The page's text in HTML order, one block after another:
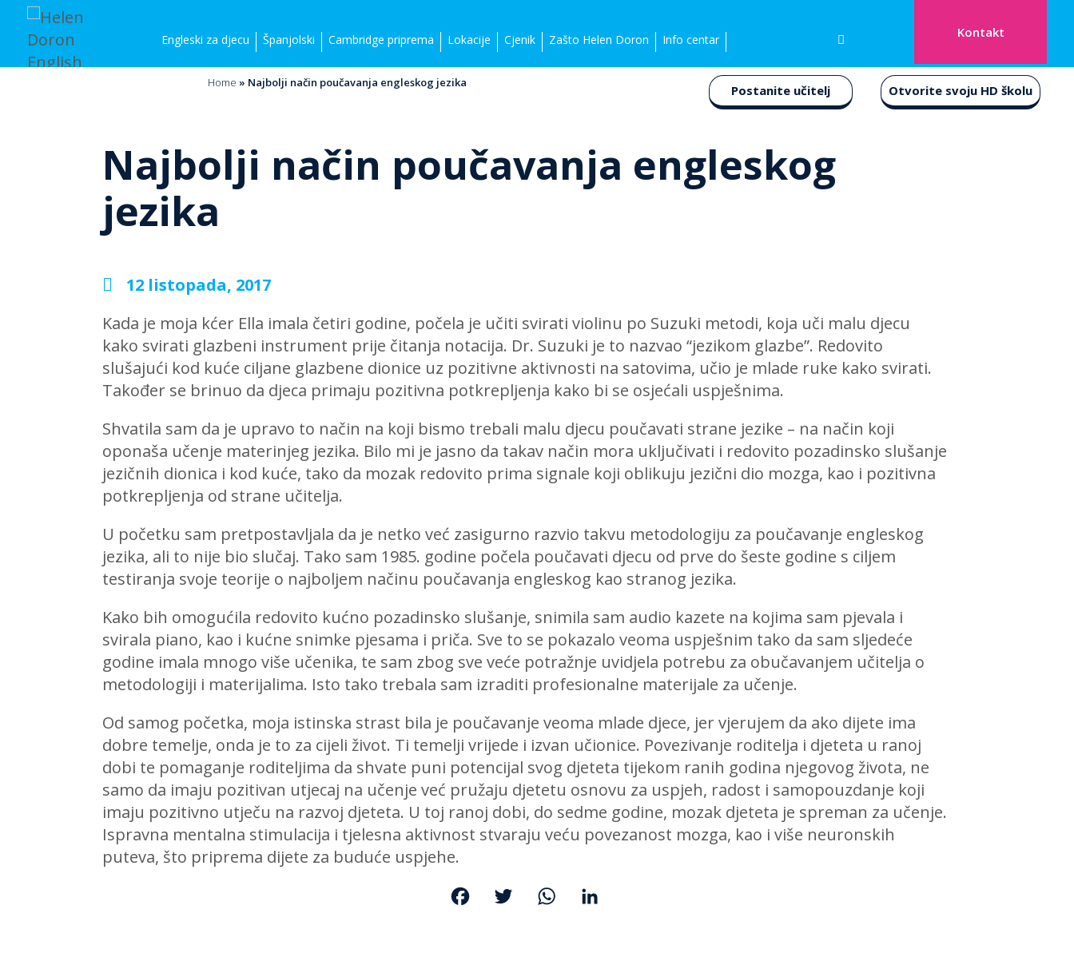
Engleski za djecu Španjolski Cambridge priprema Lokacije Cjenik Zašto Helen Doron Info centar Kontakt
Home » Najbolji način poučavanja engleskog jezika Postanite učitelj Otvorite svoju HD školu
Najbolji način poučavanja engleskog
jezika
12 listopada, 2017
Kada je moja kćer Ella imala četiri godine, počela je učiti svirati violinu po Suzuki metodi, koja uči malu djecu
kako svirati glazbeni instrument prije čitanja notacija. Dr. Suzuki je to nazvao “jezikom glazbe”. Redovito
slušajući kod kuće ciljane glazbene dionice uz pozitivne aktivnosti na satovima, učio je mlade ruke kako svirati.
Također se brinuo da djeca primaju pozitivna potkrepljenja kako bi se osjećali uspješnima.
Shvatila sam da je upravo to način na koji bismo trebali malu djecu poučavati strane jezike – na način koji
oponaša učenje materinjeg jezika. Bilo mi je jasno da takav način mora uključivati i redovito pozadinsko slušanje
jezičnih dionica i kod kuće, tako da mozak redovito prima signale koji oblikuju jezični dio mozga, kao i pozitivna
potkrepljenja od strane učitelja.
U početku sam pretpostavljala da je netko već zasigurno razvio takvu metodologiju za poučavanje engleskog
jezika, ali to nije bio slučaj. Tako sam 1985. godine počela poučavati djecu od prve do šeste godine s ciljem
testiranja svoje teorije o najboljem načinu poučavanja engleskog kao stranog jezika.
Kako bih omogućila redovito kućno pozadinsko slušanje, snimila sam audio kazete na kojima sam pjevala i
svirala piano, kao i kućne snimke pjesama i priča. Sve to se pokazalo veoma uspješnim tako da sam sljedeće
godine imala mnogo više učenika, te sam zbog sve veće potražnje uvidjela potrebu za obučavanjem učitelja o
metodologiji i materijalima. Isto tako trebala sam izraditi profesionalne materijale za učenje.
Od samog početka, moja istinska strast bila je poučavanje veoma mlade djece, jer vjerujem da ako dijete ima
dobre temelje, onda je to za cijeli život. Ti temelji vrijede i izvan učionice. Povezivanje roditelja i djeteta u ranoj
dobi te pomaganje roditeljima da shvate puni potencijal svog djeteta tijekom ranih godina njegovog života, ne
samo da imaju pozitivan utjecaj na učenje već pružaju djetetu osnovu za uspjeh, radost i samopouzdanje koji
imaju pozitivno utječu na razvoj djeteta. U toj ranoj dobi, do sedme godine, mozak djeteta je spreman za učenje.
Ispravna mentalna stimulacija i tjelesna aktivnost stvaraju veću povezanost mozga, kao i više neuronskih
puteva, što priprema dijete za buduće uspjehe.